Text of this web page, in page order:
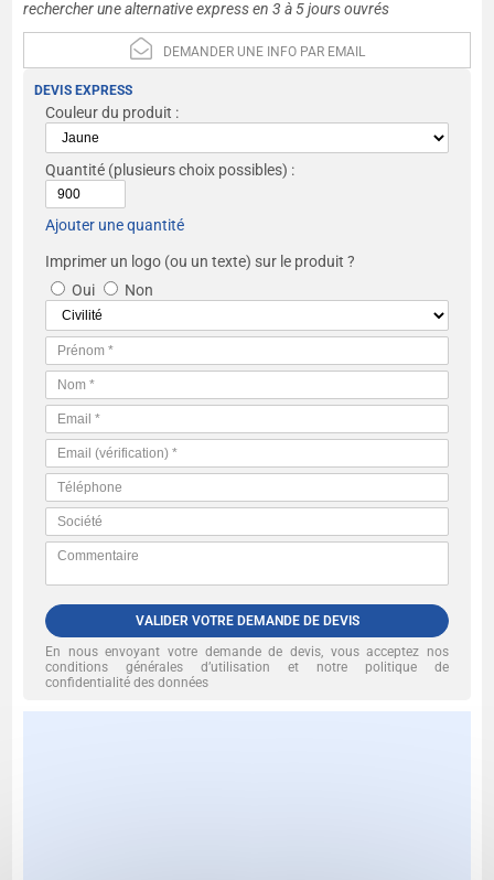
rechercher une alternative express en 3 à 5 jours ouvrés
DEMANDER UNE INFO PAR EMAIL
DEVIS EXPRESS
Couleur du produit :
Quantité (plusieurs choix possibles) :
Ajouter une quantité
Imprimer un logo (ou un texte) sur le produit ?
Oui
Non
VALIDER VOTRE DEMANDE DE DEVIS
En nous envoyant votre demande de devis, vous acceptez nos
conditions générales d’utilisation et notre politique de
confidentialité des données